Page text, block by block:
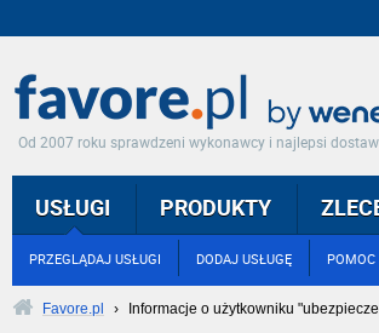
Od 2007 roku sprawdzeni wykonawcy i najlepsi
USŁUGI
PRZEGLĄDAJ USŁUGI DODAJ USŁUGĘ POMOC
PRODUKTY
Favore.pl › Informacje o użytkowniku